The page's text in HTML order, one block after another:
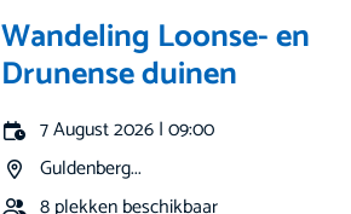
Wandeling Loonse- en
Drunense duinen
7 August 2026 | 09:00
Guldenberg...